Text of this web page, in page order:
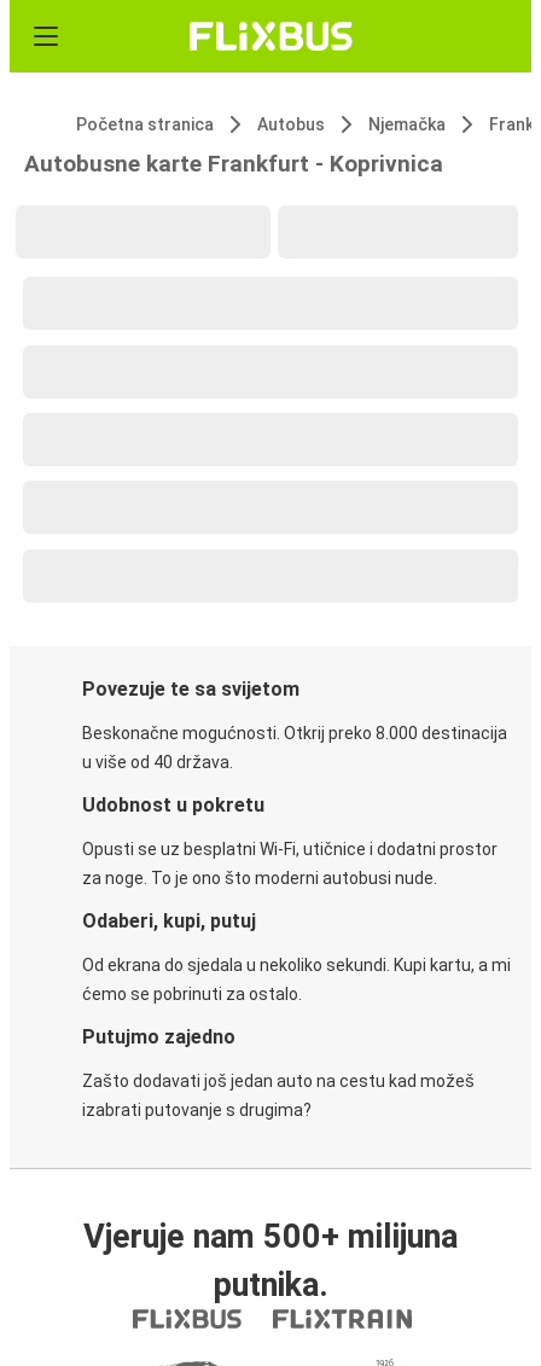
Početna stranica Autobus Njemačka
Autobusne karte Frankfurt - Koprivnica
Povezuje te sa svijetom
Beskonačne mogućnosti. Otkrij preko 8.000 destinacija
u više od 40 država.
Udobnost u pokretu
Opusti se uz besplatni Wi-Fi, utičnice i dodatni prostor
za noge. To je ono što moderni autobusi nude.
Odaberi, kupi, putuj
Od ekrana do sjedala u nekoliko sekundi. Kupi kartu, a mi
ćemo se pobrinuti za ostalo.
Putujmo zajedno
Zašto dodavati još jedan auto na cestu kad možeš
izabrati putovanje s drugima?
Vjeruje nam 500+ milijuna
putnika.